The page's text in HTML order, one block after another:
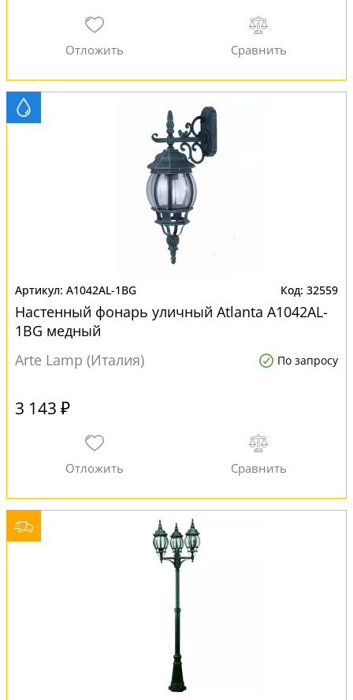
A1042AL-1BG 32559
Настенный фонарь уличный Atlanta A1042AL-
1BG медный
Arte Lamp (Италия)
По запросу
3 143 ₽